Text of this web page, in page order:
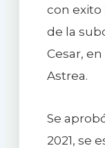
con exito
de la
Cesar,
Astrea.
Se
2021, se